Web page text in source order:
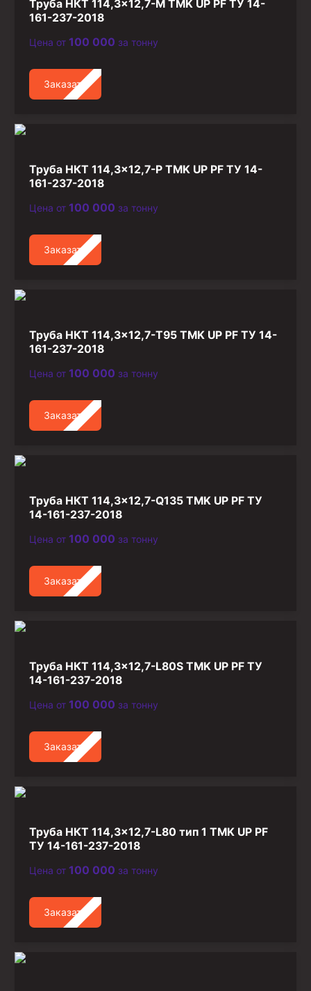
Стропы канатные
Канаты стальные
Труба НКТ 114,3×12,7-М TMK UP PF ТУ 14-
161-237-2018
Цена от 100 000 за тонну
Заказать
Труба НКТ 114,3×12,7-Р TMK UP PF ТУ 14-
161-237-2018
Цена от 100 000 за тонну
Заказать
Труба НКТ 114,3×12,7-Т95 TMK UP PF ТУ 14-
161-237-2018
Цена от 100 000 за тонну
Заказать
Труба НКТ 114,3×12,7-Q135 TMK UP PF ТУ
14-161-237-2018
Цена от 100 000 за тонну
Заказать
Труба НКТ 114,3×12,7-L80S TMK UP PF ТУ
14-161-237-2018
Цена от 100 000 за тонну
Заказать
Труба НКТ 114,3×12,7-L80 тип 1 TMK UP PF
ТУ 14-161-237-2018
Цена от 100 000 за тонну
Заказать